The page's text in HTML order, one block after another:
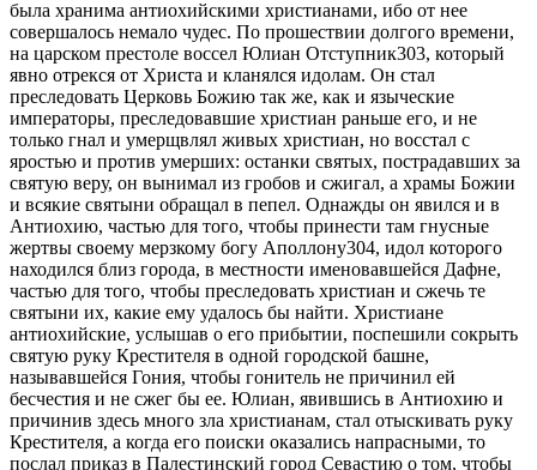
была хранима антиохийскими христианами, ибо от нее
совершалось немало чудес. По прошествии долгого времени,
на царском престоле воссел Юлиан Отступник303, который
явно отрекся от Христа и кланялся идолам. Он стал
преследовать Церковь Божию так же, как и языческие
императоры, преследовавшие христиан раньше его, и не
только гнал и умерщвлял живых христиан, но восстал с
яростью и против умерших: останки святых, пострадавших за
святую веру, он вынимал из гробов и сжигал, а храмы Божии
и всякие святыни обращал в пепел. Однажды он явился и в
Антиохию, частью для того, чтобы принести там гнусные
жертвы своему мерзкому богу Аполлону304, идол которого
находился близ города, в местности именовавшейся Дафне,
частью для того, чтобы преследовать христиан и сжечь те
святыни их, какие ему удалось бы найти. Христиане
антиохийские, услышав о его прибытии, поспешили сокрыть
святую руку Крестителя в одной городской башне,
называвшейся Гония, чтобы гонитель не причинил ей
бесчестия и не сжег бы ее. Юлиан, явившись в Антиохию и
причинив здесь много зла христианам, стал отыскивать руку
Крестителя, а когда его поиски оказались напрасными, то
послал приказ в Палестинский город Севастию о том, чтобы